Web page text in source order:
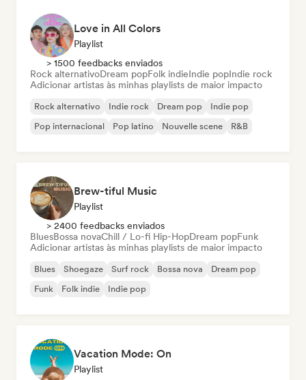
Love in All Colors
Playlist
> 1500 feedbacks enviados
Rock alternativoDream popFolk indieIndie popIndie rock
Adicionar artistas às minhas playlists de maior impacto
Rock alternativo Indie rock Dream pop
Indie pop
Pop internacional
Pop latino Nouvelle scene R&B
Brew-tiful Music
Playlist
> 2400 feedbacks enviados
BluesBossa novaChill / Lo-fi Hip-HopDream popFunk
Adicionar artistas às minhas playlists de maior impacto
Blues Shoegaze Surf rock Bossa nova
Dream pop
Funk
Folk indie Indie pop
Vacation Mode: On
Playlist